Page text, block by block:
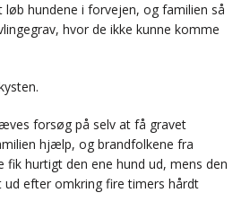
løb hundene i forvejen, og familien så
hvor de ikke kunne komme
forsøg på selv at få gravet
hjælp, og brandfolkene fra
fik hurtigt den ene hund ud, mens den
ud efter omkring fire timers hårdt